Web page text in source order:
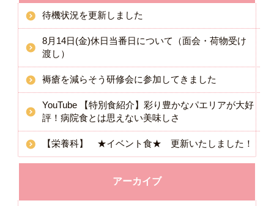
待機状況を更新しました
8月14日(金)休日当番日について（面会・荷物受け
渡し）
褥瘡を減らそう研修会に参加してきました
YouTube 【特別食紹介】彩り豊かなパエリアが大好
評！病院食とは思えない美味しさ
【栄養科】 ★イベント食★ 更新いたしました！
アーカイブ